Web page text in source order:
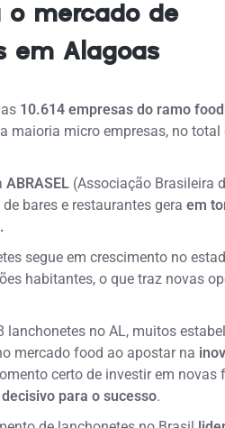
o mercado de
em Alagoas
10.614 empresas do ramo food
maioria micro empresas, no total
ABRASEL(Associação Brasileira
bares e restaurantes gera em
segue em crescimento no
habitantes, o que traz novas
lanchonetes no AL, muitos
mercado food ao apostar na
certo de investir em novas
decisivo para o sucesso.